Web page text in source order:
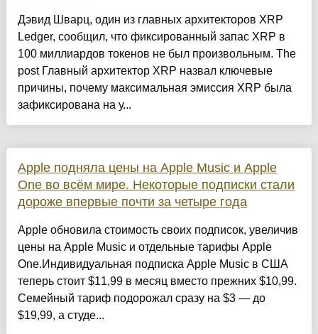
Дэвид Шварц, один из главных архитекторов XRP
Ledger, сообщил, что фиксированный запас XRP в
100 миллиардов токенов не был произвольным. The
post Главный архитектор XRP назвал ключевые
причины, почему максимальная эмиссия XRP была
зафиксирована на у...
Apple подняла цены на Apple Music и Apple
One во всём мире. Некоторые подписки стали
дороже впервые почти за четыре года
Apple обновила стоимость своих подписок, увеличив
цены на Apple Music и отдельные тарифы Apple
One.Индивидуальная подписка Apple Music в США
теперь стоит $11,99 в месяц вместо прежних $10,99.
Семейный тариф подорожал сразу на $3 — до
$19,99, а студе...